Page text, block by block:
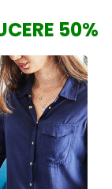
50%